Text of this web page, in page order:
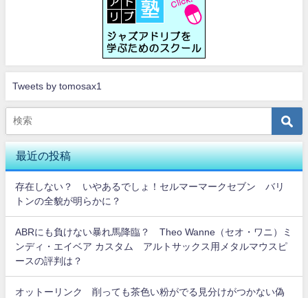
Tweets by tomosax1
最近の投稿
存在しない？ いやあるでしょ！セルマーマークセブン バリ
トンの全貌が明らかに？
ABRにも負けない暴れ馬降臨？ Theo Wanne（セオ・ワニ）ミ
ンディ・エイベア カスタム アルトサックス用メタルマウスピ
ースの評判は？
オットーリンク 削っても茶色い粉がでる見分けがつかない偽